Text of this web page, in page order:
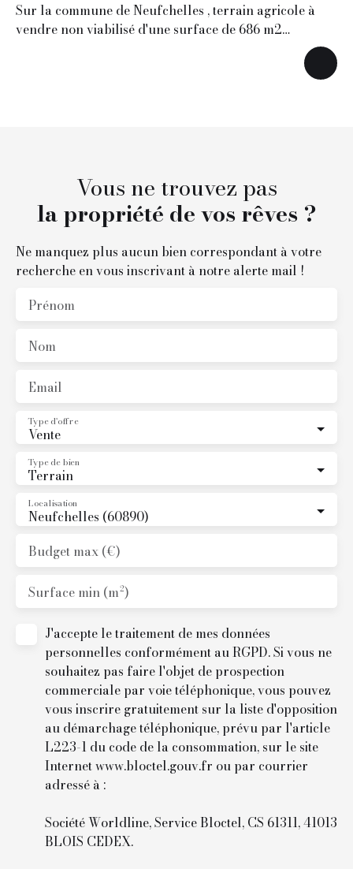
Sur la commune de Neufchelles , terrain agricole à
vendre non viabilisé d'une surface de 686 m2
Vous ne trouvez pas
la propriété de vos rêves ?
Ne manquez plus aucun bien correspondant à votre
recherche en vous inscrivant à notre alerte mail !
Prénom
Nom
Email
Vente
Type d'offre
Terrain
Type de bien
Neufchelles (60890)
Localisation
Budget max (€)
Surface min (m²)
J'accepte le traitement de mes données
personnelles conformément au RGPD. Si vous ne
souhaitez pas faire l'objet de prospection
commerciale par voie téléphonique, vous pouvez
vous inscrire gratuitement sur la liste d'opposition
au démarchage téléphonique, prévu par l'article
L223-1 du code de la consommation, sur le site
Internet www.bloctel.gouv.fr ou par courrier
adressé à :
Société Worldline, Service Bloctel, CS 61311, 41013
BLOIS CEDEX.